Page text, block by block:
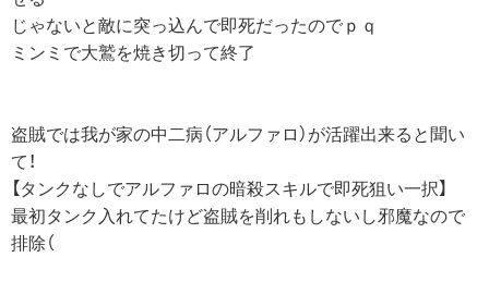
じゃないと敵に突っ込んで即死だったのでｐｑ
ミンミで大鷲を焼き切って終了
盗賊では我が家の中二病（アルファロ）が活躍出来ると聞い
て！
【タンクなしでアルファロの暗殺スキルで即死狙い一択】
最初タンク入れてたけど盗賊を削れもしないし邪魔なので
排除（